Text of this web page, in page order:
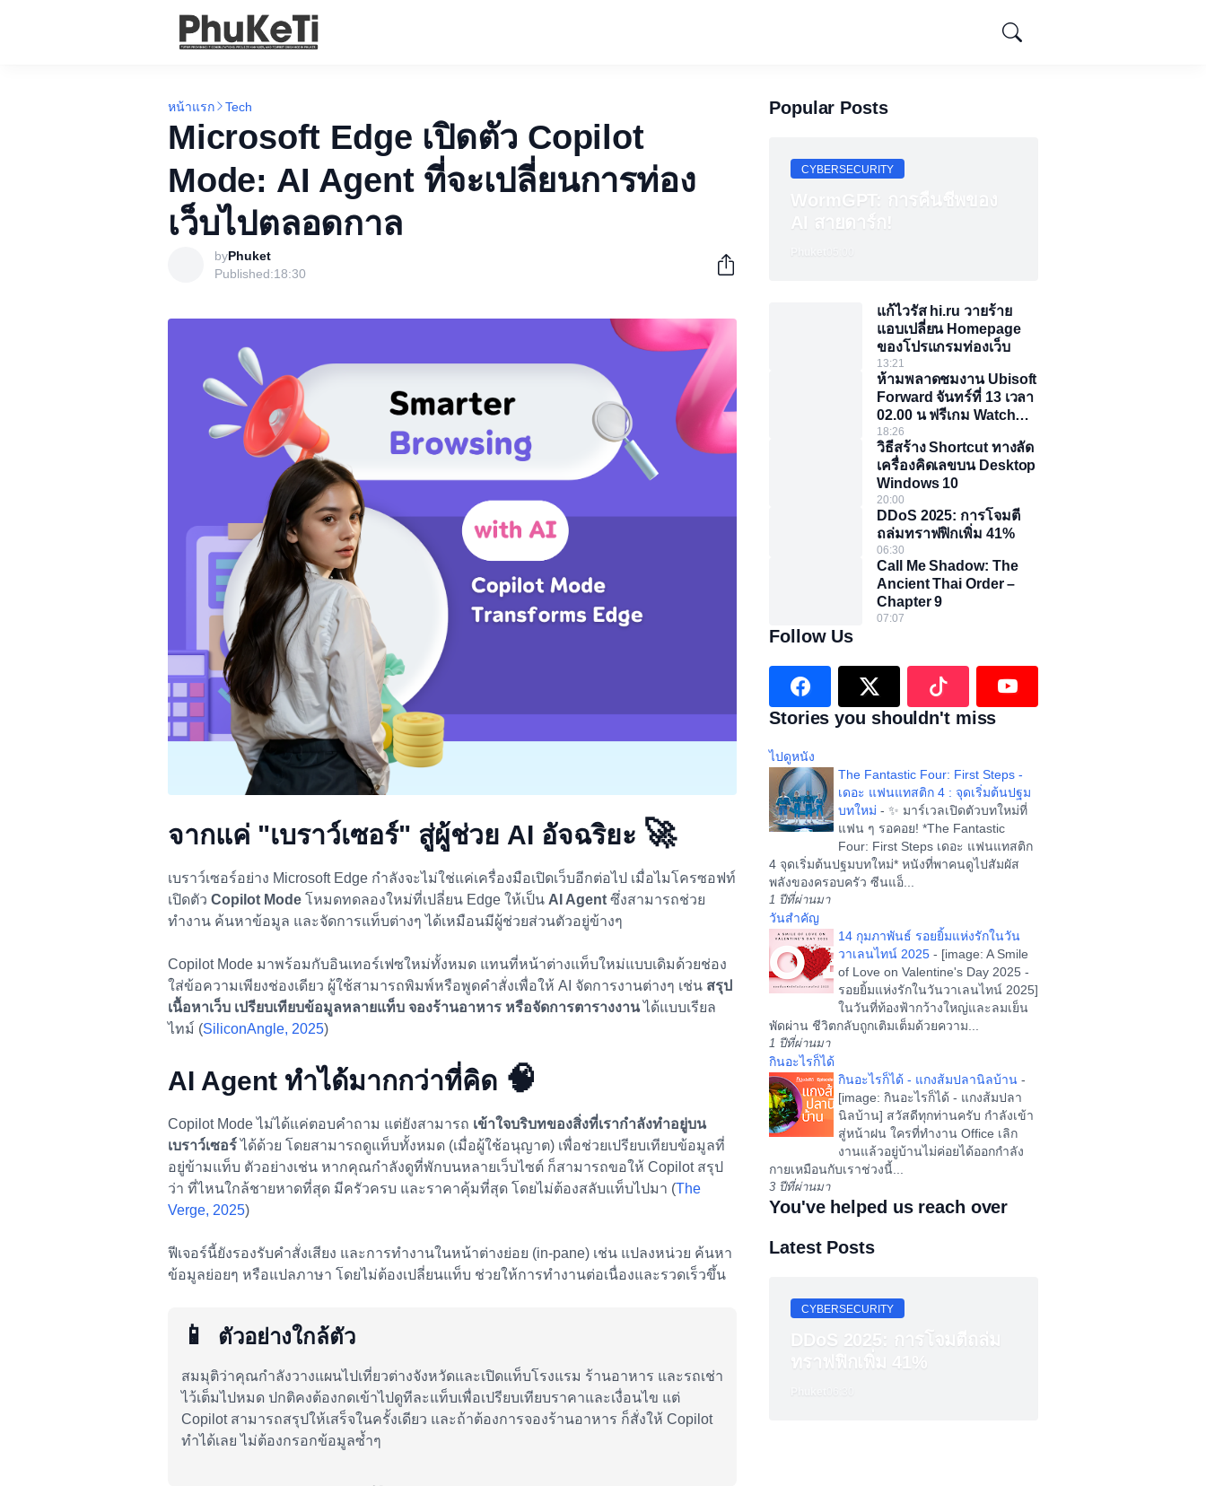
หน้าแรก Tech
Microsoft Edge เปิดตัว Copilot
Mode: AI Agent ที่จะเปลี่ยนการท่อง
เว็บไปตลอดกาล
byPhuket
Published:18:30
จากแค่ "เบราว์เซอร์" สู่ผู้ช่วย AI อัจฉริยะ 🚀
เบราว์เซอร์อย่าง Microsoft Edge กำลังจะไม่ใช่แค่เครื่องมือเปิดเว็บอีกต่อไป เมื่อไมโครซอฟท์
เปิดตัว Copilot Mode โหมดทดลองใหม่ที่เปลี่ยน Edge ให้เป็น AI Agent ซึ่งสามารถช่วย
ทำงาน ค้นหาข้อมูล และจัดการแท็บต่างๆ ได้เหมือนมีผู้ช่วยส่วนตัวอยู่ข้างๆ
Copilot Mode มาพร้อมกับอินเทอร์เฟซใหม่ทั้งหมด แทนที่หน้าต่างแท็บใหม่แบบเดิมด้วยช่อง
ใส่ข้อความเพียงช่องเดียว ผู้ใช้สามารถพิมพ์หรือพูดคำสั่งเพื่อให้ AI จัดการงานต่างๆ เช่น สรุป
เนื้อหาเว็บ เปรียบเทียบข้อมูลหลายแท็บ จองร้านอาหาร หรือจัดการตารางงานได้แบบเรียล
ไทม์ (SiliconAngle, 2025)
AI Agent ทำได้มากกว่าที่คิด 🧠
Copilot Mode ไม่ได้แค่ตอบคำถาม แต่ยังสามารถ เข้าใจบริบทของสิ่งที่เรากำลังทำอยู่บน
เบราว์เซอร์ได้ด้วย โดยสามารถดูแท็บทั้งหมด (เมื่อผู้ใช้อนุญาต) เพื่อช่วยเปรียบเทียบข้อมูลที่
อยู่ข้ามแท็บ ตัวอย่างเช่น หากคุณกำลังดูที่พักบนหลายเว็บไซต์ ก็สามารถขอให้ Copilot สรุป
ว่า ที่ไหนใกล้ชายหาดที่สุด มีครัวครบ และราคาคุ้มที่สุด โดยไม่ต้องสลับแท็บไปมา (The
Verge, 2025)
ฟีเจอร์นี้ยังรองรับคำสั่งเสียง และการทำงานในหน้าต่างย่อย (in-pane) เช่น แปลงหน่วย ค้นหา
ข้อมูลย่อยๆ หรือแปลภาษา โดยไม่ต้องเปลี่ยนแท็บ ช่วยให้การทำงานต่อเนื่องและรวดเร็วขึ้น
📱 ตัวอย่างใกล้ตัว
สมมุติว่าคุณกำลังวางแผนไปเที่ยวต่างจังหวัดและเปิดแท็บโรงแรม ร้านอาหาร และรถเช่า
ไว้เต็มไปหมด ปกติคงต้องกดเข้าไปดูทีละแท็บเพื่อเปรียบเทียบราคาและเงื่อนไข แต่
Copilot สามารถสรุปให้เสร็จในครั้งเดียว และถ้าต้องการจองร้านอาหาร ก็สั่งให้ Copilot
ทำได้เลย ไม่ต้องกรอกข้อมูลซ้ำๆ
Popular Posts
CYBERSECURITY
WormGPT: การคืนชีพของ
AI สายดาร์ก!
แก้ไวรัส hi.ru วายร้าย
แอบเปลี่ยน Homepage
ของโปรแกรมท่องเว็บ
13:21
ห้ามพลาดชมงาน Ubisoft
Forward จันทร์ที่ 13 เวลา
02.00 น ฟรีเกม Watch
Dogs 2
18:26
วิธีสร้าง Shortcut ทางลัด
เครื่องคิดเลขบน Desktop
Windows 10
20:00
DDoS 2025: การโจมตี
ถล่มทราฟฟิกเพิ่ม 41%
06:30
Call Me Shadow: The
Ancient Thai Order –
Chapter 9
07:07
Follow Us
Stories you shouldn't miss
ไปดูหนัง
The Fantastic Four: First Steps -
เดอะ แฟนแทสติก 4 : จุดเริ่มต้นปฐม
บทใหม่ - ✨ มาร์เวลเปิดตัวบทใหม่ที่
แฟน ๆ รอคอย! *The Fantastic
Four: First Steps เดอะ แฟนแทสติก
4 จุดเริ่มต้นปฐมบทใหม่* หนังที่พาคนดูไปสัมผัส
พลังของครอบครัว ซีนแอ็...
1 ปีที่ผ่านมา
วันสำคัญ
14 กุมภาพันธ์ รอยยิ้มแห่งรักในวัน
วาเลนไทน์ 2025 - [image: A Smile
of Love on Valentine's Day 2025 -
รอยยิ้มแห่งรักในวันวาเลนไทน์ 2025]
ในวันที่ท้องฟ้ากว้างใหญ่และลมเย็น
พัดผ่าน ชีวิตกลับถูกเติมเต็มด้วยความ...
1 ปีที่ผ่านมา
กินอะไรก็ได้
กินอะไรก็ได้ - แกงส้มปลานิลบ้าน -
[image: กินอะไรก็ได้ - แกงส้มปลา
นิลบ้าน] สวัสดีทุกท่านครับ กำลังเข้า
สู่หน้าฝน ใครที่ทำงาน Office เลิก
งานแล้วอยู่บ้านไม่ค่อยได้ออกกำลัง
กายเหมือนกับเราช่วงนี้...
3 ปีที่ผ่านมา
You've helped us reach over
Latest Posts
CYBERSECURITY
DDoS 2025: การโจมตีถล่ม
ทราฟฟิกเพิ่ม 41%